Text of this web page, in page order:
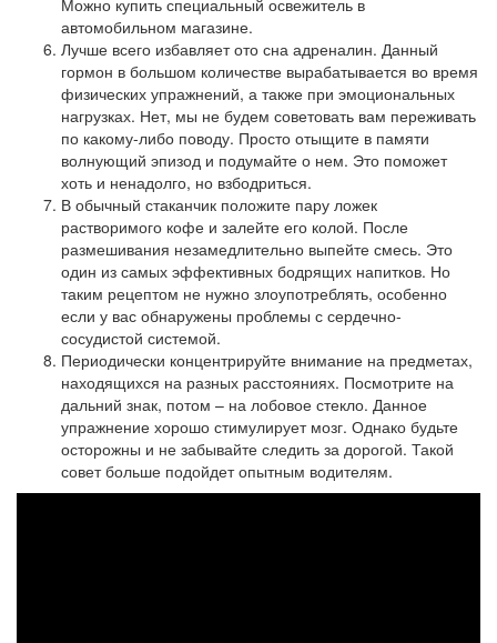
Можно купить специальный освежитель в
автомобильном магазине.
Лучше всего избавляет ото сна адреналин. Данный
гормон в большом количестве вырабатывается во время
физических упражнений, а также при эмоциональных
нагрузках. Нет, мы не будем советовать вам переживать
по какому-либо поводу. Просто отыщите в памяти
волнующий эпизод и подумайте о нем. Это поможет
хоть и ненадолго, но взбодриться.
В обычный стаканчик положите пару ложек
растворимого кофе и залейте его колой. После
размешивания незамедлительно выпейте смесь. Это
один из самых эффективных бодрящих напитков. Но
таким рецептом не нужно злоупотреблять, особенно
если у вас обнаружены проблемы с сердечно-
сосудистой системой.
Периодически концентрируйте внимание на предметах,
находящихся на разных расстояниях. Посмотрите на
дальний знак, потом – на лобовое стекло. Данное
упражнение хорошо стимулирует мозг. Однако будьте
осторожны и не забывайте следить за дорогой. Такой
совет больше подойдет опытным водителям.